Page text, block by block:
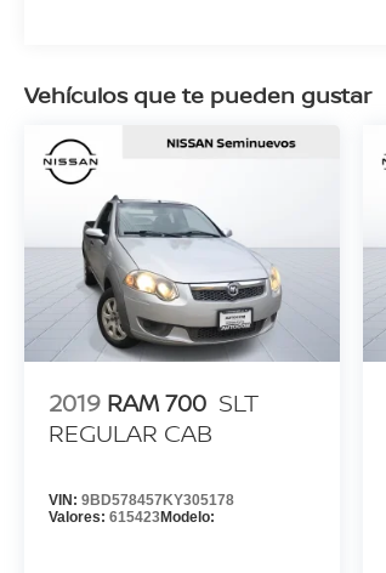
Vehículos que te pueden gustar
2019 RAM 700 SLT
REGULAR CAB
VIN: 9BD578457KY305178
Valores: 615423Modelo: